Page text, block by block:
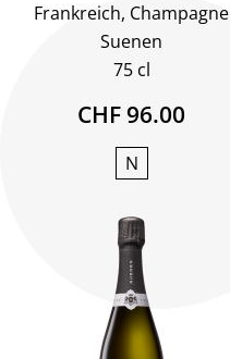
Frankreich, Champagne
Suenen
75 cl
CHF 96.00
N